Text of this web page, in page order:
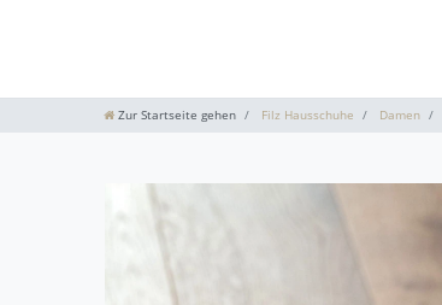
Zur Startseite gehen Filz Hausschuhe Damen